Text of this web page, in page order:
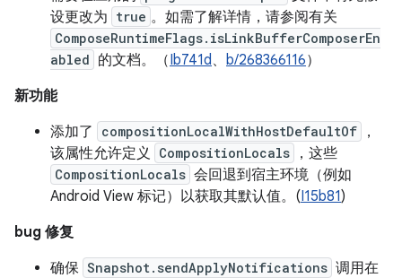
设更改为 true 。如需了解详情，请参阅有关
ComposeRuntimeFlags.isLinkBufferComposerEn
abled 的文档。（Ib741d、 b/268366116）
新功能
添加了
compositionLocalWithHostDefaultOf
，
该属性允许定义 CompositionLocals ，这些
CompositionLocals 会回退到宿主环境（例如
Android View 标记）以获取其默认值。(I15b81)
bug 修复
确保 Snapshot.sendApplyNotifications 调用在